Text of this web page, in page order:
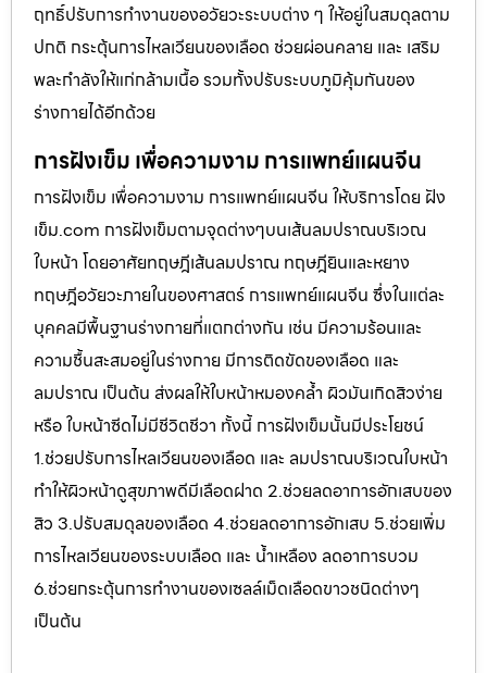
ฤทธิ์ปรับการทำงานของอวัยวะระบบต่าง ๆ ให้อยู่ในสมดุลตาม
ปกติ กระตุ้นการไหลเวียนของเลือด ช่วยผ่อนคลาย และ เสริม
พละกำลังให้แก่กล้ามเนื้อ รวมทั้งปรับระบบภูมิคุ้มกันของ
ร่างกายได้อีกด้วย
การฝังเข็ม เพื่อความงาม การแพทย์แผนจีน
การฝังเข็ม เพื่อความงาม การแพทย์แผนจีน ให้บริการโดย ฝัง
เข็ม.com การฝังเข็มตามจุดต่างๆบนเส้นลมปราณบริเวณ
ใบหน้า โดยอาศัยทฤษฎีเส้นลมปราณ ทฤษฎียินและหยาง
ทฤษฎีอวัยวะภายในของศาสตร์ การแพทย์แผนจีน ซึ่งในแต่ละ
บุคคลมีพื้นฐานร่างกายที่แตกต่างกัน เช่น มีความร้อนและ
ความชื้นสะสมอยู่ในร่างกาย มีการติดขัดของเลือด และ
ลมปราณ เป็นต้น ส่งผลให้ใบหน้าหมองคล้ำ ผิวมันเกิดสิวง่าย
หรือ ใบหน้าซีดไม่มีชีวิตชีวา ทั้งนี้ การฝังเข็มนั้นมีประโยชน์
1.ช่วยปรับการไหลเวียนของเลือด และ ลมปราณบริเวณใบหน้า
ทำให้ผิวหน้าดูสุขภาพดีมีเลือดฝาด 2.ช่วยลดอาการอักเสบของ
สิว 3.ปรับสมดุลของเลือด 4.ช่วยลดอาการอักเสบ 5.ช่วยเพิ่ม
การไหลเวียนของระบบเลือด และ น้ำเหลือง ลดอาการบวม
6.ช่วยกระตุ้นการทำงานของเซลล์เม็ดเลือดขาวชนิดต่างๆ
เป็นต้น